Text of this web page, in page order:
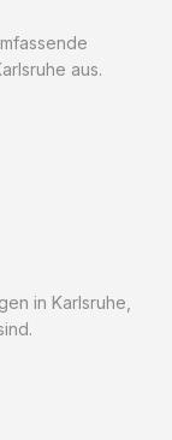
aus.
in Karlsruhe,